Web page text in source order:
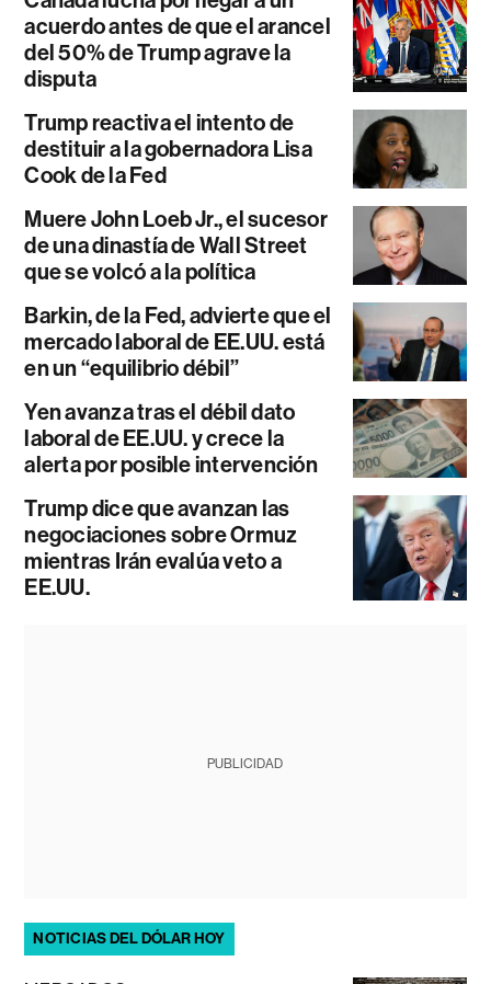
acuerdo antes de que el arancel
del 50% de Trump agrave la
disputa
Trump reactiva el intento de
destituir a la gobernadora Lisa
Cook de la Fed
Muere John Loeb Jr., el sucesor
de una dinastía de Wall Street
que se volcó a la política
Barkin, de la Fed, advierte que el
mercado laboral de EE.UU. está
en un “equilibrio débil”
Yen avanza tras el débil dato
laboral de EE.UU. y crece la
alerta por posible intervención
Trump dice que avanzan las
negociaciones sobre Ormuz
mientras Irán evalúa veto a
EE.UU.
PUBLICIDAD
NOTICIAS DEL DÓLAR HOY